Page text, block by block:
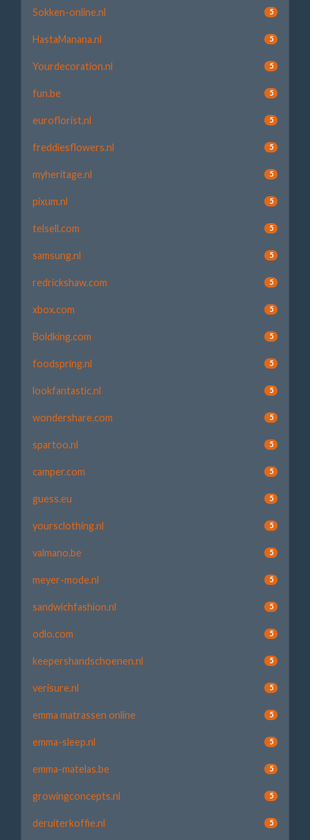
Sokken-online.nl 5
HastaManana.nl 5
Yourdecoration.nl 5
fun.be 5
euroflorist.nl 5
freddiesflowers.nl 5
myheritage.nl 5
pixum.nl 5
telsell.com 5
samsung.nl 5
redrickshaw.com 5
xbox.com 5
Boldking.com 5
foodspring.nl 5
lookfantastic.nl 5
wondershare.com 5
spartoo.nl 5
camper.com 5
guess.eu 5
yoursclothing.nl 5
valmano.be 5
meyer-mode.nl 5
sandwichfashion.nl 5
odlo.com 5
keepershandschoenen.nl 5
verisure.nl 5
emma matrassen online 5
emma-sleep.nl 5
emma-matelas.be 5
growingconcepts.nl 5
deruiterkoffie.nl 5